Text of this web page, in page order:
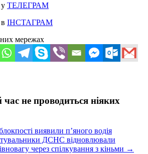
ТЕЛЕГРАМ
ІНСТАГРАМ
мережах
не проводиться ніяких
виявили п’яного водія
ДСНС відновлювали
через спілкування з кіньми →